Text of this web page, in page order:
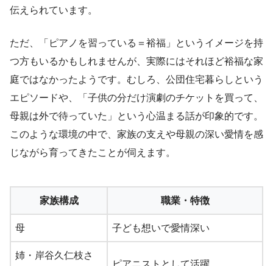
伝えられています。
ただ、「ピアノを習っている＝裕福」というイメージを持
つ方もいるかもしれませんが、実際にはそれほど裕福な家
庭ではなかったようです。むしろ、公団住宅暮らしという
エピソードや、「子供の分だけ演劇のチケットを買って、
母親は外で待っていた」という心温まる話が印象的です。
このような環境の中で、家族の支えや母親の深い愛情を感
じながら育ってきたことが伺えます。
家族構成 職業・特徴
母 子ども想いで愛情深い
姉・岸谷久仁枝さ
ピアニストとして活躍